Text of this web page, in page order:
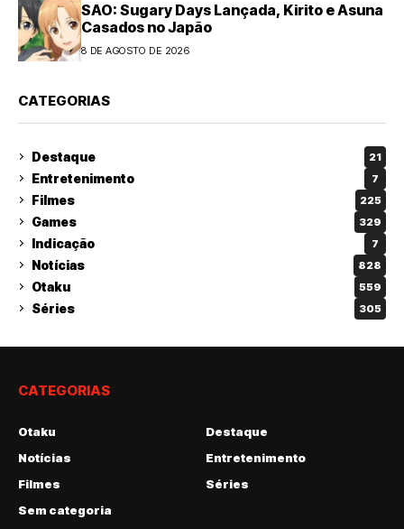
SAO: Sugary Days Lançada, Kirito e Asuna
Casados no Japão
8 DE AGOSTO DE 2026
CATEGORIAS
Destaque 21
Entretenimento 7
Filmes 225
Games 329
Indicação 7
Notícias 828
Otaku 559
Séries 305
CATEGORIAS
Otaku
Destaque
Notícias
Entretenimento
Filmes
Séries
Sem categoria